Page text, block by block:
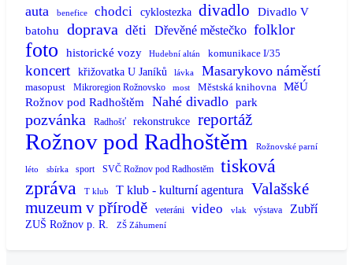
auta
benefice chodci cyklostezka divadlo
Divadlo V
batohu
doprava děti Dřevěné městečko folklor
foto historické vozy Hudební altán komunikace I/35
koncert křižovatka U Janíků lávka Masarykovo náměstí
masopust Mikroregion Rožnovsko most Městská knihovna
MěÚ
Rožnov pod Radhoštěm
Nahé divadlo park
pozvánka Radhošť rekonstrukce reportáž
Rožnov pod Radhoštěm Rožnovské parní
léto sbírka sport SVČ Rožnov pod Radhostěm
tisková
zpráva
T klub T klub - kulturní agentura
Valašské
muzeum v přírodě
veteráni video vlak výstava Zubří
ZUŠ Rožnov p. R. ZŠ Záhumení